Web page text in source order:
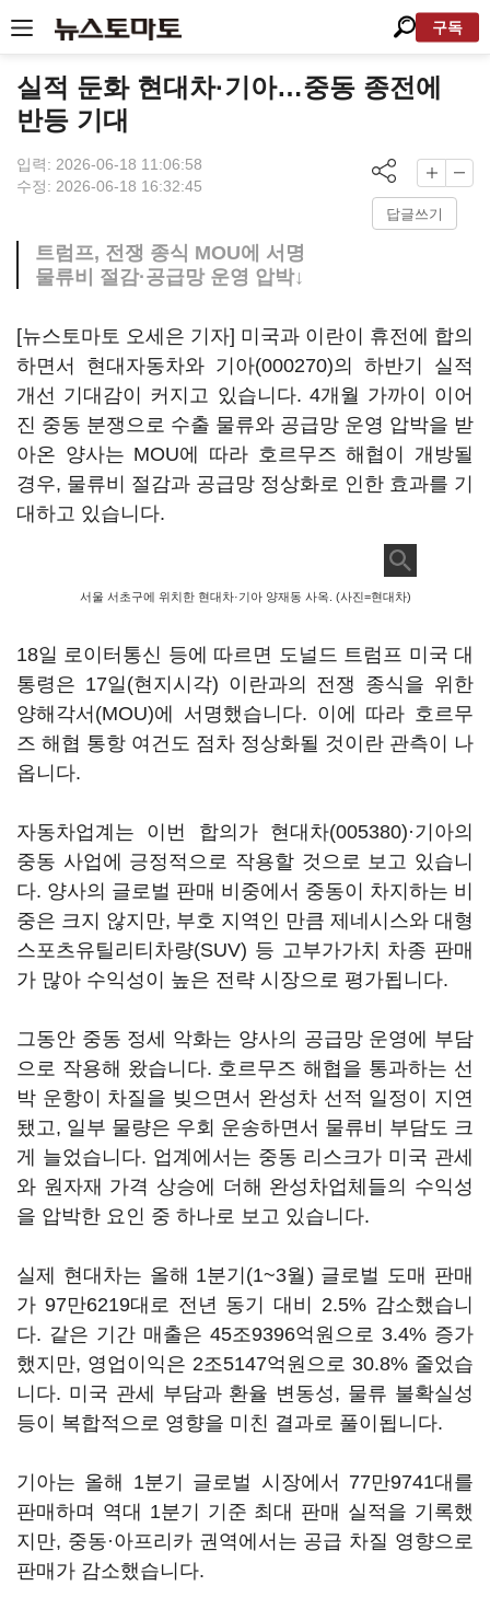
구독
실적 둔화 현대차·기아…중동 종전에
반등 기대
입력: 2026-06-18 11:06:58
수정: 2026-06-18 16:32:45
답글쓰기
트럼프, 전쟁 종식 MOU에 서명
물류비 절감·공급망 운영 압박↓
[뉴스토마토 오세은 기자] 미국과 이란이 휴전에 합의
하면서 현대자동차와 기아(000270)의 하반기 실적
개선 기대감이 커지고 있습니다. 4개월 가까이 이어
진 중동 분쟁으로 수출 물류와 공급망 운영 압박을 받
아온 양사는 MOU에 따라 호르무즈 해협이 개방될
경우, 물류비 절감과 공급망 정상화로 인한 효과를 기
대하고 있습니다.
서울 서초구에 위치한 현대차·기아 양재동 사옥. (사진=현대차)
18일 로이터통신 등에 따르면 도널드 트럼프 미국 대
통령은 17일(현지시각) 이란과의 전쟁 종식을 위한
양해각서(MOU)에 서명했습니다. 이에 따라 호르무
즈 해협 통항 여건도 점차 정상화될 것이란 관측이 나
옵니다.
자동차업계는 이번 합의가 현대차(005380)·기아의
중동 사업에 긍정적으로 작용할 것으로 보고 있습니
다. 양사의 글로벌 판매 비중에서 중동이 차지하는 비
중은 크지 않지만, 부호 지역인 만큼 제네시스와 대형
스포츠유틸리티차량(SUV) 등 고부가가치 차종 판매
가 많아 수익성이 높은 전략 시장으로 평가됩니다.
그동안 중동 정세 악화는 양사의 공급망 운영에 부담
으로 작용해 왔습니다. 호르무즈 해협을 통과하는 선
박 운항이 차질을 빚으면서 완성차 선적 일정이 지연
됐고, 일부 물량은 우회 운송하면서 물류비 부담도 크
게 늘었습니다. 업계에서는 중동 리스크가 미국 관세
와 원자재 가격 상승에 더해 완성차업체들의 수익성
을 압박한 요인 중 하나로 보고 있습니다.
실제 현대차는 올해 1분기(1~3월) 글로벌 도매 판매
가 97만6219대로 전년 동기 대비 2.5% 감소했습니
다. 같은 기간 매출은 45조9396억원으로 3.4% 증가
했지만, 영업이익은 2조5147억원으로 30.8% 줄었습
니다. 미국 관세 부담과 환율 변동성, 물류 불확실성
등이 복합적으로 영향을 미친 결과로 풀이됩니다.
기아는 올해 1분기 글로벌 시장에서 77만9741대를
판매하며 역대 1분기 기준 최대 판매 실적을 기록했
지만, 중동·아프리카 권역에서는 공급 차질 영향으로
판매가 감소했습니다.